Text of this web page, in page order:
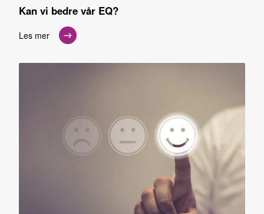
Kan vi bedre vår EQ?
Les mer